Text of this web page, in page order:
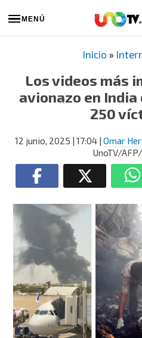
MENÚ
Inicio »
Los videos más
avionazo en India
250
12 junio, 2025 | 17:04 | Omar
UnoTV/